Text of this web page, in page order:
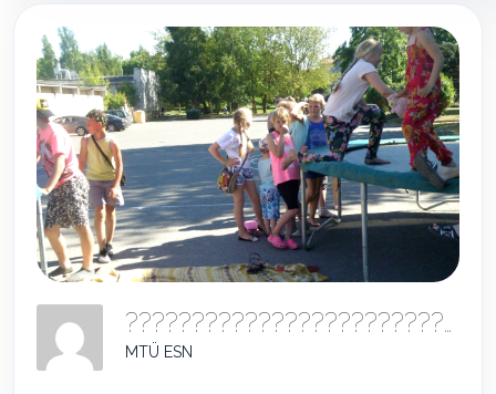
???????????????????????????????
MTÜ ESN